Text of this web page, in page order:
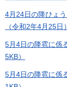
4月24日の降ひょ
（令和2年4月25日
5月4日の降雹に係
5KB）
5月4日の降雹に係